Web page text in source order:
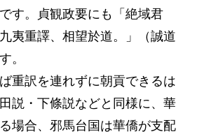
す。貞観政要にも「絶域君
夷重譯、相望於道。」（誠道
。
重訳を連れずに朝貢できるは
説・下條説などと同様に、華
場合、邪馬台国は華僑が支配